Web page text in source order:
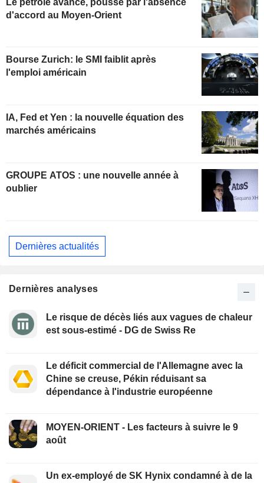
d'accord au Moyen-Orient
Bourse Zurich: le SMI faiblit après
l'emploi américain
IA, Fed et Yen : la nouvelle équation des
marchés américains
GROUPE ATOS : une nouvelle année à
oublier
Dernières actualités
Dernières analyses
Le risque de décès liés aux vagues de chaleur
est sous-estimé - DG de Swiss Re
Le déficit commercial de l'Allemagne avec la
Chine se creuse, Pékin réduisant sa
dépendance à l'industrie européenne
MOYEN-ORIENT - Les facteurs à suivre le 9
août
Un ex-employé de SK Hynix condamné à de la